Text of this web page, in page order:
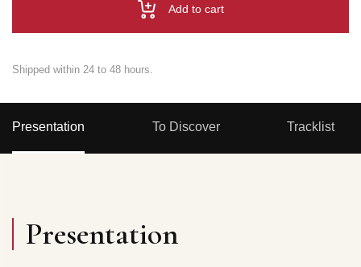
Add to cart
Shipped within 24 to 48 hours.
Presentation To Discover Tracklist
Presentation